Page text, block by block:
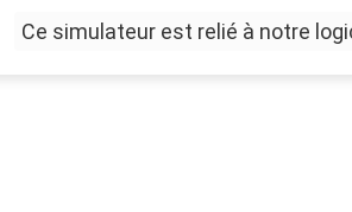
Ce simulateur est relié à notre